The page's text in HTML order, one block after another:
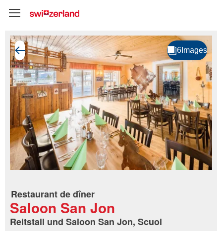
Restaurant de dîner
Saloon San Jon
Reitstall und Saloon San Jon, Scuol